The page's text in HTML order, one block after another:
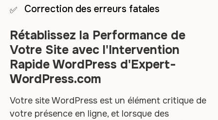
Correction des erreurs fatales
Rétablissez la Performance de
Votre Site avec l'Intervention
Rapide WordPress d'Expert-
WordPress.com
Votre site WordPress est un élément critique de
votre présence en ligne, et lorsque des